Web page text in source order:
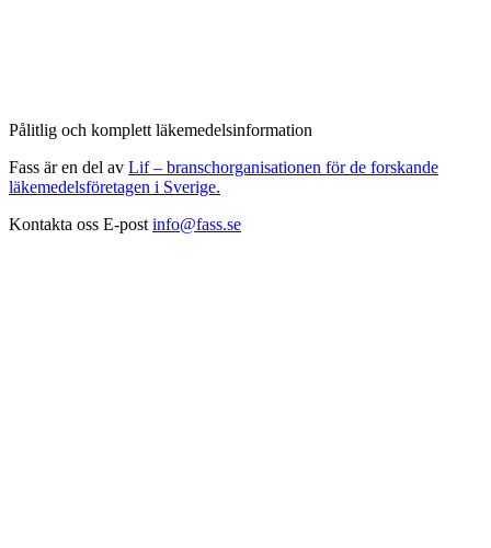
Pålitlig och komplett läkemedelsinformation
Fass är en del av Lif – branschorganisationen för de forskande
läkemedelsföretagen i Sverige.
Kontakta oss E-post info@fass.se